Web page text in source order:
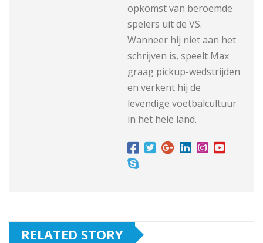
opkomst van beroemde
spelers uit de VS.
Wanneer hij niet aan het
schrijven is, speelt Max
graag pickup-wedstrijden
en verkent hij de
levendige voetbalcultuur
in het hele land.
RELATED STORY